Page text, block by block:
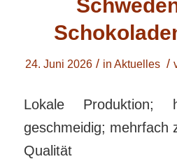
24. Juni 2026 / inAktuelles /
Lokale
geschmeidig; mehrfach
Qualität